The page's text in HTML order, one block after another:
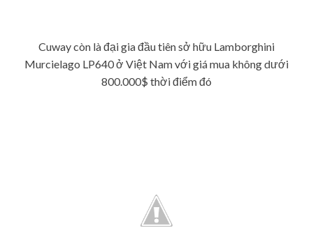
Cuway còn là đại gia đầu tiên sở hữu Lamborghini
Murcielago LP640 ở Việt Nam với giá mua không dưới
800.000$ thời điểm đó